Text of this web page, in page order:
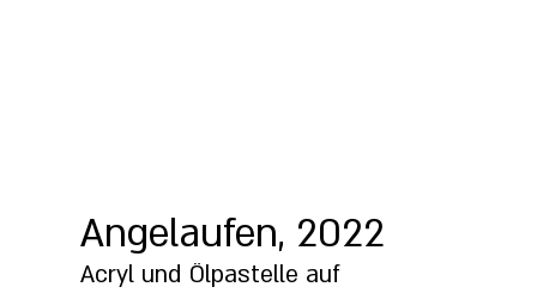
Angelaufen, 2022
Acryl und Ölpastelle auf